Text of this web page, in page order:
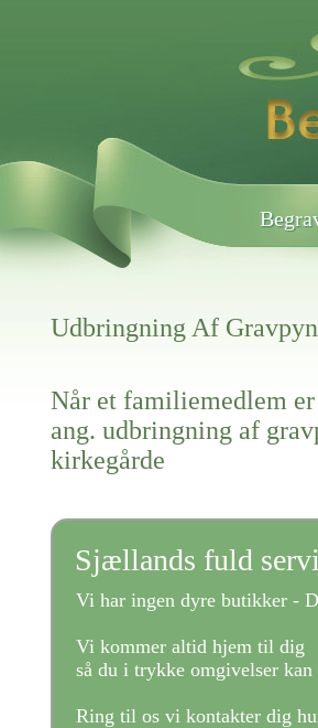
Udbringning Af
Når et familiemedlem
ang. udbringning af
kirkegårde
Sjællands fuld
Vi har ingen dyre butikker -
Vi kommer altid hjem til dig
så du i trykke omgivelser
Ring til os vi kontakter dig